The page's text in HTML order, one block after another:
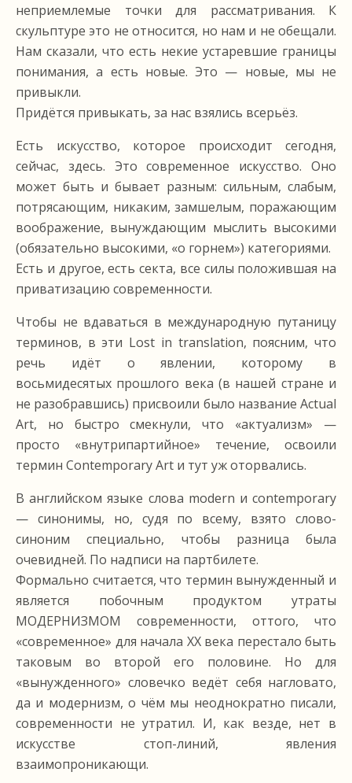
неприемлемые точки для рассматривания. К
скульптуре это не относится, но нам и не обещали.
Нам сказали, что есть некие устаревшие границы
понимания, а есть новые. Это — новые, мы не
привыкли.
Придётся привыкать, за нас взялись всерьёз.
Есть искусство, которое происходит сегодня,
сейчас, здесь. Это современное искусство. Оно
может быть и бывает разным: сильным, слабым,
потрясающим, никаким, замшелым, поражающим
воображение, вынуждающим мыслить высокими
(обязательно высокими, «о горнем») категориями.
Есть и другое, есть секта, все силы положившая на
приватизацию современности.
Чтобы не вдаваться в международную путаницу
терминов, в эти Lost in translation, поясним, что
речь идёт о явлении, которому в
восьмидесятых прошлого века (в нашей стране и
не разобравшись) приcвоили было название Actual
Art, но быстро смекнули, что «актуализм» —
просто «внутрипартийное» течение, освоили
термин Contemporary Art и тут уж оторвались.
В английском языке слова modern и contemporary
— синонимы, но, судя по всему, взято слово-
синоним специально, чтобы разница была
очевидней. По надписи на партбилете.
Формально считается, что термин вынужденный и
является побочным продуктом утраты
МОДЕРНИЗМОМ современности, оттого, что
«современное» для начала XX века перестало быть
таковым во второй его половине. Но для
«вынужденного» словечко ведёт себя нагловато,
да и модернизм, о чём мы неоднократно писали,
современности не утратил. И, как везде, нет в
искусстве стоп-линий, явления
взаимопроникающи.